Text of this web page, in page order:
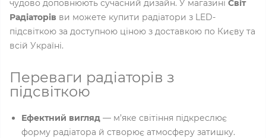
чудово доповнюють сучасний дизайн. У магазині Світ
Радіаторів ви можете купити радіатори з LED-
підсвіткою за доступною ціною з доставкою по Києву та
всій Україні.
Переваги радіаторів з
підсвіткою
Ефектний вигляд — м’яке світіння підкреслює
форму радіатора й створює атмосферу затишку.